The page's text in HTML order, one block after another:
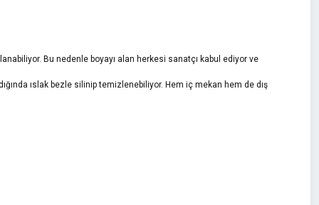
Bu nedenle boyayı alan herkesi sanatçı kabul ediyor ve
ıslak bezle silinip temizlenebiliyor. Hem iç mekan hem de dış